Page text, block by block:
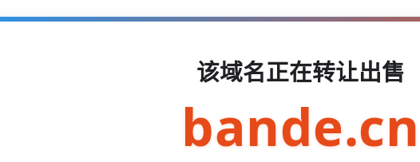
该域名正在转让出售
bande.cn